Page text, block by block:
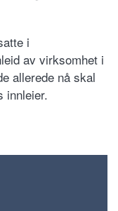
i
av virksomhet i
allerede nå skal
innleier.